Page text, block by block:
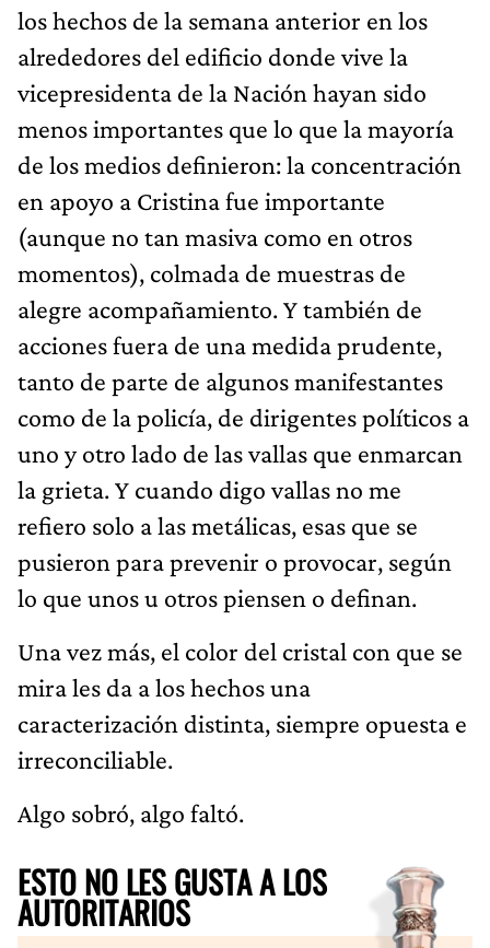
los hechos de la semana anterior en los
alrededores del edificio donde vive la
vicepresidenta de la Nación hayan sido
menos importantes que lo que la mayoría
de los medios definieron: la concentración
en apoyo a Cristina fue importante
(aunque no tan masiva como en otros
momentos), colmada de muestras de
alegre acompañamiento. Y también de
acciones fuera de una medida prudente,
tanto de parte de algunos manifestantes
como de la policía, de dirigentes políticos a
uno y otro lado de las vallas que enmarcan
la grieta. Y cuando digo vallas no me
refiero solo a las metálicas, esas que se
pusieron para prevenir o provocar, según
lo que unos u otros piensen o definan.
Una vez más, el color del cristal con que se
mira les da a los hechos una
caracterización distinta, siempre opuesta e
irreconciliable.
Algo sobró, algo faltó.
ESTO NO LES GUSTA A LOS
AUTORITARIOS